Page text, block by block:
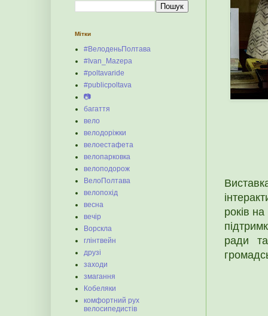
років
ради та
Мітки
#ВелоденьПолтава
#Ivan_Mazepa
#poltavaride
#publicpoltava
📷
багаття
вело
велодоріжки
велоестафета
велопарковка
велоподорож
ВелоПолтава
велопохід
весна
вечір
Ворскла
глінтвейн
друзі
заходи
змагання
Кобеляки
комфортний рух
велосипедистів